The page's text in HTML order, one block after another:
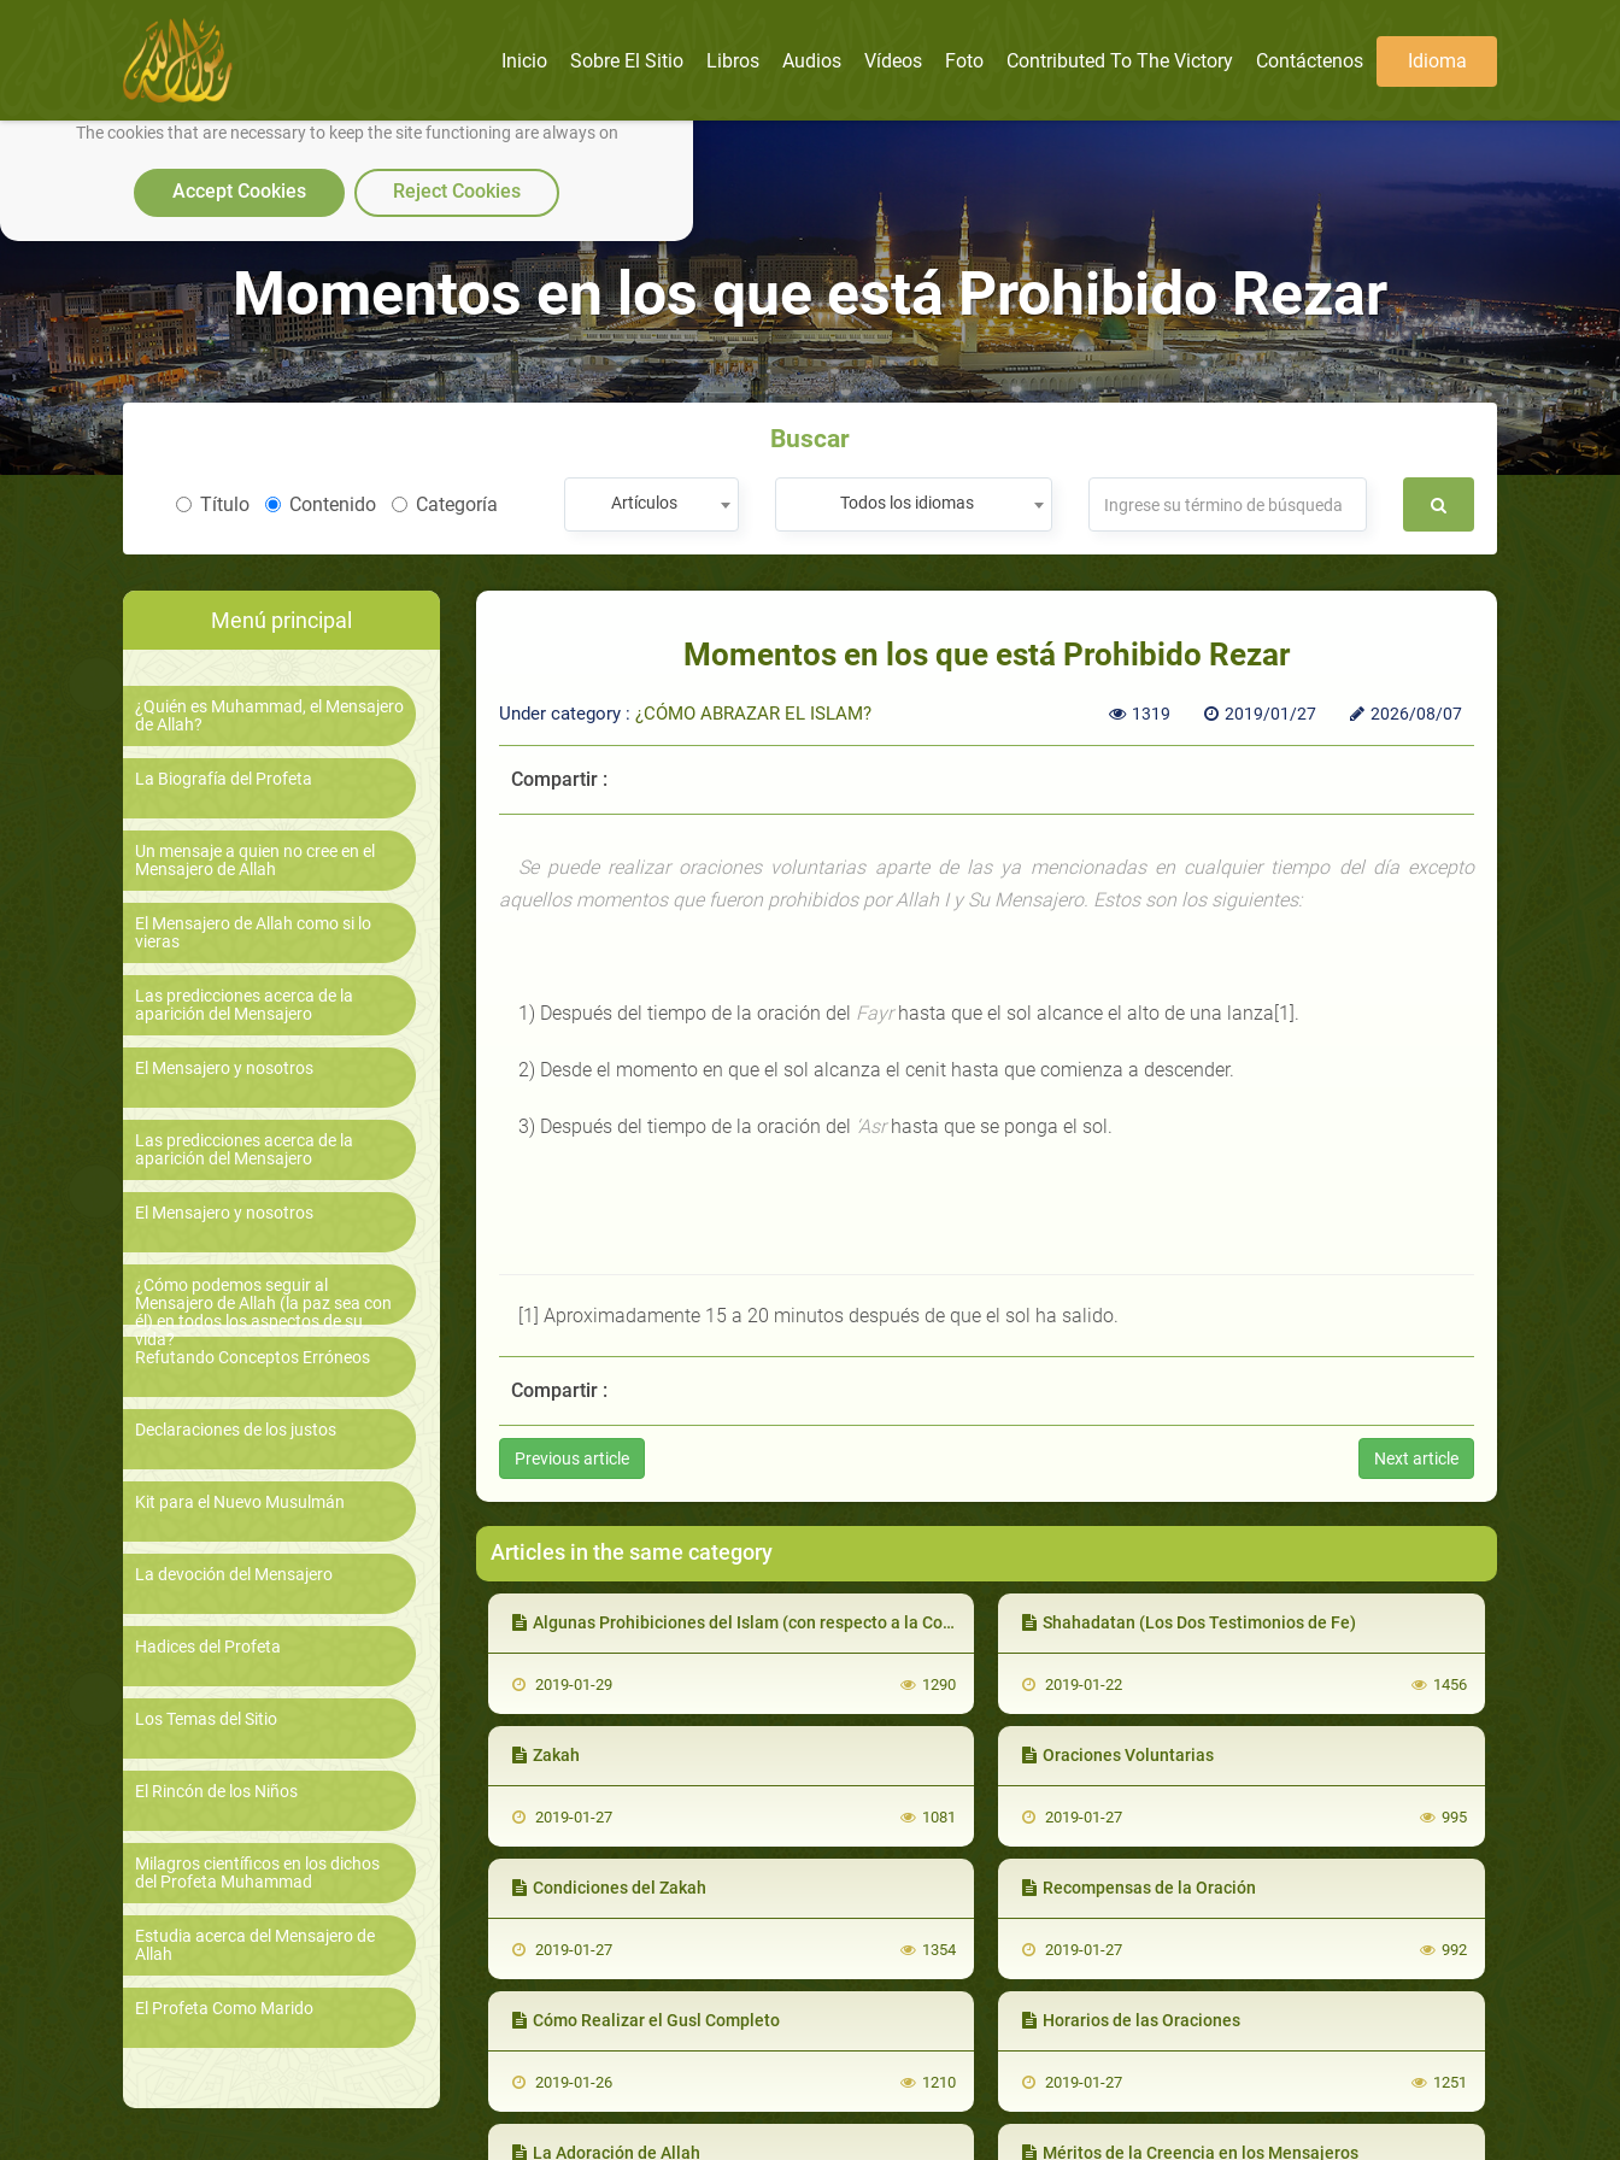
We use cookies to make our site work well for you and so we can continually improve it.
The cookies that are necessary to keep the site functioning are always on
Accept Cookies Reject Cookies
Inicio Sobre El Sitio Libros Audios Vídeos Foto Contributed To The Victory Contáctenos Idioma
Momentos en los que está Prohibido Rezar
Buscar
Título Contenido Categoría Artículos Todos los idiomas
Menú principal
¿Quién es Muhammad, el Mensajero
de Allah?
La Biografía del Profeta
Un mensaje a quien no cree en el
Mensajero de Allah
El Mensajero de Allah como si lo
vieras
Las predicciones acerca de la
aparición del Mensajero
El Mensajero y nosotros
Las predicciones acerca de la
aparición del Mensajero
El Mensajero y nosotros
¿Cómo podemos seguir al
Mensajero de Allah (la paz sea con
él) en todos los aspectos de su
vida?
Refutando Conceptos Erróneos
Declaraciones de los justos
Kit para el Nuevo Musulmán
La devoción del Mensajero
Hadices del Profeta
Los Temas del Sitio
El Rincón de los Niños
Milagros científicos en los dichos
del Profeta Muhammad
Estudia acerca del Mensajero de
Allah
El Profeta Como Marido
Momentos en los que está Prohibido Rezar
Under category : ¿CÓMO ABRAZAR EL ISLAM? 1319 2019/01/27 2026/08/07
Compartir :
Se puede realizar oraciones voluntarias aparte de las ya mencionadas en cualquier tiempo del día excepto
aquellos momentos que fueron prohibidos por Allah I y Su Mensajero. Estos son los siguientes:
1) Después del tiempo de la oración del Fayrhasta que el sol alcance el alto de una lanza[1].
2) Desde el momento en que el sol alcanza el cenit hasta que comienza a descender.
3) Después del tiempo de la oración del ‘Asrhasta que se ponga el sol.
[1] Aproximadamente 15 a 20 minutos después de que el sol ha salido.
Compartir :
Previous article Next article
Articles in the same category
Algunas Prohibiciones del Islam (con respecto a la Comida, Bebida y Vestimenta)
2019-01-29 1290
Shahadatan (Los Dos Testimonios de Fe)
2019-01-22 1456
Zakah
2019-01-27 1081
Oraciones Voluntarias
2019-01-27 995
Condiciones del Zakah
2019-01-27 1354
Recompensas de la Oración
2019-01-27 992
Cómo Realizar el Gusl Completo
2019-01-26 1210
Horarios de las Oraciones
2019-01-27 1251
La Adoración de Allah Méritos de la Creencia en los Mensajeros